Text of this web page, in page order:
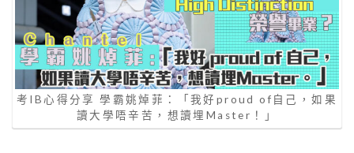
考IB心得分享 學霸姚焯菲：「我好proud of自己，如果
讀大學唔辛苦，想讀埋Master！」